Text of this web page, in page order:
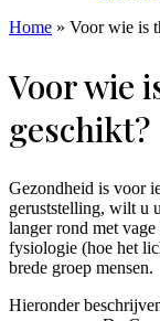
Home » Voor wie is
Voor wie
geschikt?
Gezondheid is voor
geruststelling, wilt u
langer rond met
fysiologie (hoe het
brede groep mensen.
Hieronder